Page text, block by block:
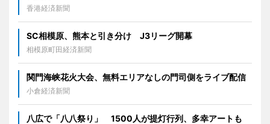
香港経済新聞
SC相模原、熊本と引き分け J3リーグ開幕
相模原町田経済新聞
関門海峡花火大会、無料エリアなしの門司側をライブ配信
小倉経済新聞
八広で「八八祭り」 1500人が提灯行列、多幸アートも